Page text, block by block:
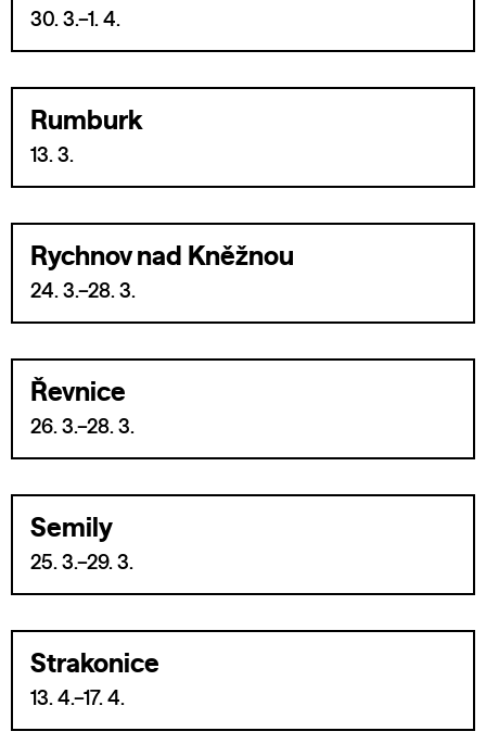
30. 3.–1. 4.
Rumburk
13. 3.
Rychnov nad Kněžnou
24. 3.–28. 3.
Řevnice
26. 3.–28. 3.
Semily
25. 3.–29. 3.
Strakonice
13. 4.–17. 4.